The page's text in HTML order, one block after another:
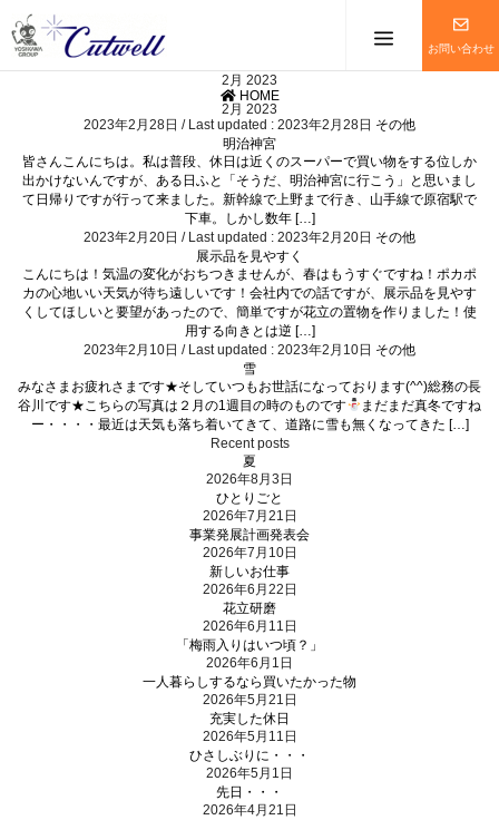
お問い合わせ
2月 2023
HOME
2月 2023
2023年2月28日 / Last updated : 2023年2月28日 その他
明治神宮
皆さんこんにちは。私は普段、休日は近くのスーパーで買い物をする位しか
出かけないんですが、ある日ふと「そうだ、明治神宮に行こう」と思いまし
て日帰りですが行って来ました。新幹線で上野まで行き、山手線で原宿駅で
下車。しかし数年 […]
2023年2月20日 / Last updated : 2023年2月20日 その他
展示品を見やすく
こんにちは！気温の変化がおちつきませんが、春はもうすぐですね！ポカポ
カの心地いい天気が待ち遠しいです！会社内での話ですが、展示品を見やす
くしてほしいと要望があったので、簡単ですが花立の置物を作りました！使
用する向きとは逆 […]
2023年2月10日 / Last updated : 2023年2月10日 その他
雪
みなさまお疲れさまです★そしていつもお世話になっております(^^)総務の長
谷川です★こちらの写真は２月の1週目の時のものです
まだまだ真冬ですね
ー・・・・最近は天気も落ち着いてきて、道路に雪も無くなってきた […]
Recent posts
夏
2026年8月3日
ひとりごと
2026年7月21日
事業発展計画発表会
2026年7月10日
新しいお仕事
2026年6月22日
花立研磨
2026年6月11日
「梅雨入りはいつ頃？」
2026年6月1日
一人暮らしするなら買いたかった物
2026年5月21日
充実した休日
2026年5月11日
ひさしぶりに・・・
2026年5月1日
先日・・・
2026年4月21日